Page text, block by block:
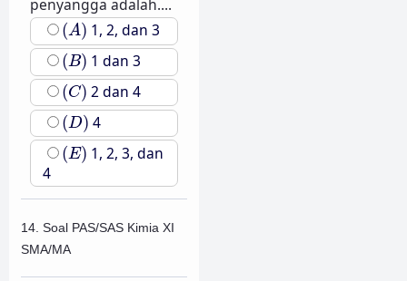
penyangga adalah....
(A)
(A) 1, 2, dan 3
(B)
(B) 1 dan 3
(C)
(C) 2 dan 4
(D)
(D) 4
(E)
(E) 1, 2, 3, dan
4
14. Soal PAS/SAS Kimia XI
SMA/MA